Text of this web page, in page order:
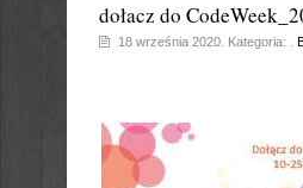
dołacz do
18 września 2020. Kategoria: .